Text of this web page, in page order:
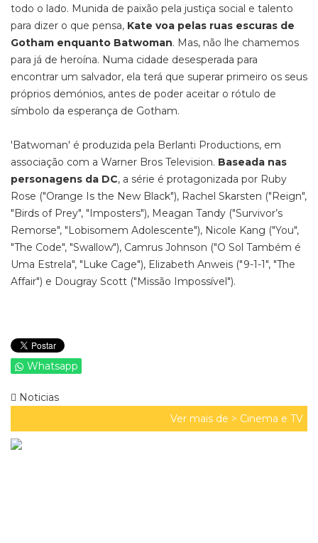
todo o lado. Munida de paixão pela justiça social e talento
para dizer o que pensa, Kate voa pelas ruas escuras de
Gotham enquanto Batwoman. Mas, não lhe chamemos
para já de heroína. Numa cidade desesperada para
encontrar um salvador, ela terá que superar primeiro os seus
próprios demónios, antes de poder aceitar o rótulo de
símbolo da esperança de Gotham.
'Batwoman' é produzida pela Berlanti Productions, em
associação com a Warner Bros Television. Baseada nas
personagens da DC, a série é protagonizada por Ruby
Rose ("Orange Is the New Black"), Rachel Skarsten ("Reign",
"Birds of Prey", "Imposters"), Meagan Tandy ("Survivor’s
Remorse", "Lobisomem Adolescente"), Nicole Kang ("You",
"The Code", "Swallow"), Camrus Johnson ("O Sol Também é
Uma Estrela", "Luke Cage"), Elizabeth Anweis ("9-1-1", "The
Affair") e Dougray Scott ("Missão Impossível").
Whatsapp
Noticias
Ver mais de > Cinema e TV